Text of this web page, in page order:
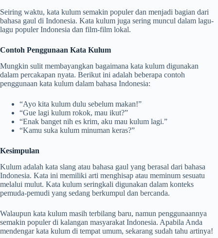
Seiring waktu, kata kulum semakin populer dan menjadi bagian dari
bahasa gaul di Indonesia. Kata kulum juga sering muncul dalam lagu-
lagu populer Indonesia dan film-film lokal.
Contoh Penggunaan Kata Kulum
Mungkin sulit membayangkan bagaimana kata kulum digunakan
dalam percakapan nyata. Berikut ini adalah beberapa contoh
penggunaan kata kulum dalam bahasa Indonesia:
“Ayo kita kulum dulu sebelum makan!”
“Gue lagi kulum rokok, mau ikut?”
“Enak banget nih es krim, aku mau kulum lagi.”
“Kamu suka kulum minuman keras?”
Kesimpulan
Kulum adalah kata slang atau bahasa gaul yang berasal dari bahasa
Indonesia. Kata ini memiliki arti menghisap atau meminum sesuatu
melalui mulut. Kata kulum seringkali digunakan dalam konteks
pemuda-pemudi yang sedang berkumpul dan bercanda.
Walaupun kata kulum masih terbilang baru, namun penggunaannya
semakin populer di kalangan masyarakat Indonesia. Apabila Anda
mendengar kata kulum di tempat umum, sekarang sudah tahu artinya!